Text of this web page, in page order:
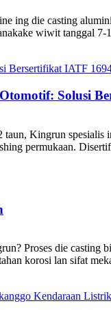
ing die casting
wiwit tanggal 7-
Solusi
Kingrun
permukaan.
Proses die
korosi lan sifat